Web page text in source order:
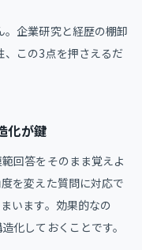
企業研究と経歴の棚卸
、この3点を押さえるだ
化が鍵
回答をそのまま覚えよ
を変えた質問に対応で
います。効果的なの
化しておくことです。